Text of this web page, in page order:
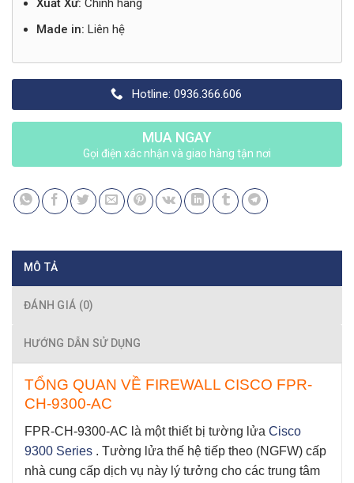
Xuất Xứ: Chính hãng
Made in: Liên hệ
Hotline: 0936.366.606
MUA NGAY
Gọi điện xác nhận và giao hàng tận nơi
MÔ TẢ
ĐÁNH GIÁ (0)
HƯỚNG DẪN SỬ DỤNG
TỔNG QUAN VỀ FIREWALL CISCO FPR-
CH-9300-AC
FPR-CH-9300-AC là một thiết bị tường lửa Cisco
9300 Series . Tường lửa thế hệ tiếp theo (NGFW) cấp
nhà cung cấp dịch vụ này lý tưởng cho các trung tâm